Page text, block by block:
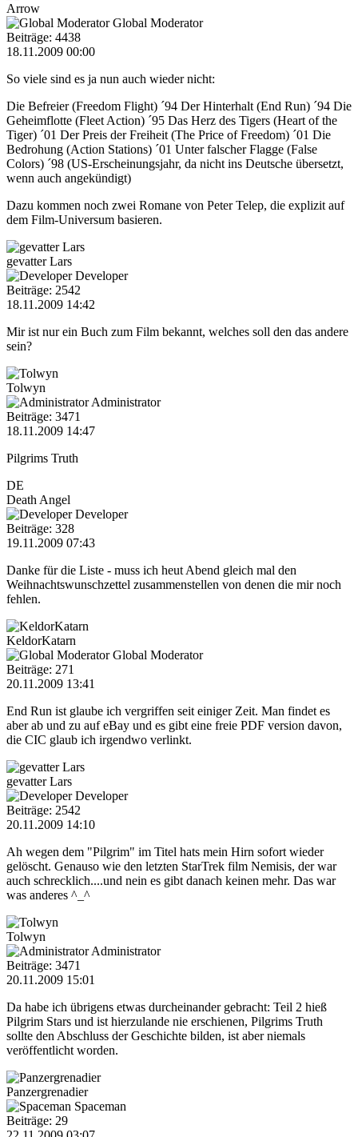
Arrow
Global Moderator
Beiträge: 4438
18.11.2009 00:00
So viele sind es ja nun auch wieder nicht:
Die Befreier (Freedom Flight) ´94 Der Hinterhalt (End Run) ´94 Die
Geheimflotte (Fleet Action) ´95 Das Herz des Tigers (Heart of the
Tiger) ´01 Der Preis der Freiheit (The Price of Freedom) ´01 Die
Bedrohung (Action Stations) ´01 Unter falscher Flagge (False
Colors) ´98 (US-Erscheinungsjahr, da nicht ins Deutsche übersetzt,
wenn auch angekündigt)
Dazu kommen noch zwei Romane von Peter Telep, die explizit auf
dem Film-Universum basieren.
gevatter Lars
Developer
Beiträge: 2542
18.11.2009 14:42
Mir ist nur ein Buch zum Film bekannt, welches soll den das andere
sein?
Tolwyn
Administrator
Beiträge: 3471
18.11.2009 14:47
Pilgrims Truth
DE
Death Angel
Developer
Beiträge: 328
19.11.2009 07:43
Danke für die Liste - muss ich heut Abend gleich mal den
Weihnachtswunschzettel zusammenstellen von denen die mir noch
fehlen.
KeldorKatarn
Global Moderator
Beiträge: 271
20.11.2009 13:41
End Run ist glaube ich vergriffen seit einiger Zeit. Man findet es
aber ab und zu auf eBay und es gibt eine freie PDF version davon,
die CIC glaub ich irgendwo verlinkt.
gevatter Lars
Developer
Beiträge: 2542
20.11.2009 14:10
Ah wegen dem "Pilgrim" im Titel hats mein Hirn sofort wieder
gelöscht. Genauso wie den letzten StarTrek film Nemisis, der war
auch schrecklich....und nein es gibt danach keinen mehr. Das war
was anderes ^_^
Tolwyn
Administrator
Beiträge: 3471
20.11.2009 15:01
Da habe ich übrigens etwas durcheinander gebracht: Teil 2 hieß
Pilgrim Stars und ist hierzulande nie erschienen, Pilgrims Truth
sollte den Abschluss der Geschichte bilden, ist aber niemals
veröffentlicht worden.
Panzergrenadier
Spaceman
Beiträge: 29